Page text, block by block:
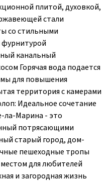
плитой, духовкой,
стали
со стильными
канальный
Горячая вода подается
для повышения
территория с камерами
Идеальное сочетание
ла-Марина - это
потрясающими
старый город, дом-
пешеходные тропы
для любителей
и загородная жизнь